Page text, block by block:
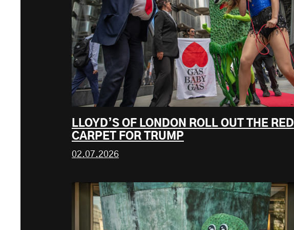
LLOYD’S OF LONDON ROLL OUT THE RED
CARPET FOR TRUMP
02.07.2026